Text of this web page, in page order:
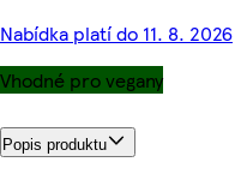
Nabídka platí do 11. 8. 2026
Vhodné pro vegany
Popis produktu